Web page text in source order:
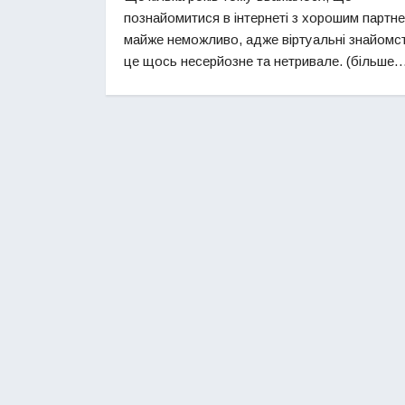
познайомитися в інтернеті з хорошим
майже неможливо, адже віртуальні
це щось несерйозне та нетривале.